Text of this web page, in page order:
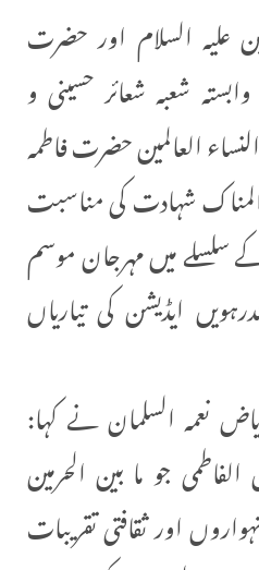
علیہ السلام اور حضرت
شعبہ شعائر حسینی و
العالمین حضرت فاطمہ
المناک شہادت کی مناسبت
سلسلے میں مہرجان موسم
ایڈیشن کی تیاریاں
نعمہ السلمان نے کہا:
جو ما بین الحرمین
اور ثقافتی تقریبات